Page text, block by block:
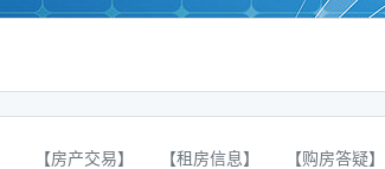
【房产交易】 【租房信息】 【购房答疑】